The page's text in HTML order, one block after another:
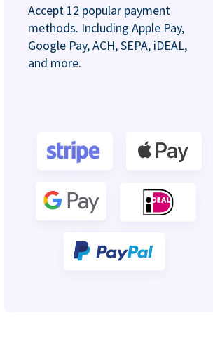
Accept 12 popular payment
methods. Including Apple Pay,
Google Pay, ACH, SEPA, iDEAL,
and more.